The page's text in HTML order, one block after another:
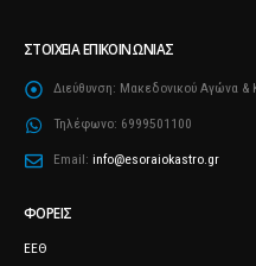
ΣΤΟΙΧΕΊΑ ΕΠΙΚΟΙΝΩΝΊΑΣ
Διεύθυνση: Μακεδονικού Αγώνα &
Τηλέφωνο: 6999501100
Email: info@esoraiokastro.gr
ΦΟΡΕΊΣ
ΕΕΘ